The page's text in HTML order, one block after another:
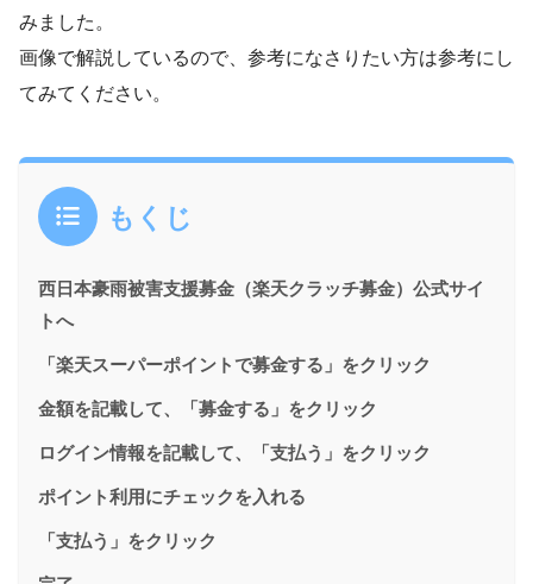
みました。
画像で解説しているので、参考になさりたい方は参考にし
てみてください。
もくじ
西日本豪雨被害支援募金（楽天クラッチ募金）公式サイ
トへ
「楽天スーパーポイントで募金する」をクリック
金額を記載して、「募金する」をクリック
ログイン情報を記載して、「支払う」をクリック
ポイント利用にチェックを入れる
「支払う」をクリック